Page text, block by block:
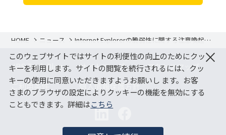
HOME ニュース Internet Explorerの脆弱性に関する注意喚起に
JBS Tech Blog サイトマップ
アクセスマップ
ご利用条件
個人情報保護方針
このウェブサイトではサイトの利便性の向上のためにクッ
キーを利用します。サイトの閲覧を続行されるには、クッ
キーの使用に同意いただきますようお願いし ます。お客
さまのブラウザの設定によりクッキーの機能を無効にする
こともできます。詳細はこちら
×